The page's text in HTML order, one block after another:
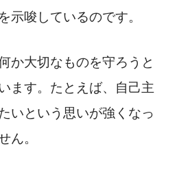
示唆しているのです。
か大切なものを守ろうと
ます。たとえば、自己主
いという思いが強くなっ
ん。